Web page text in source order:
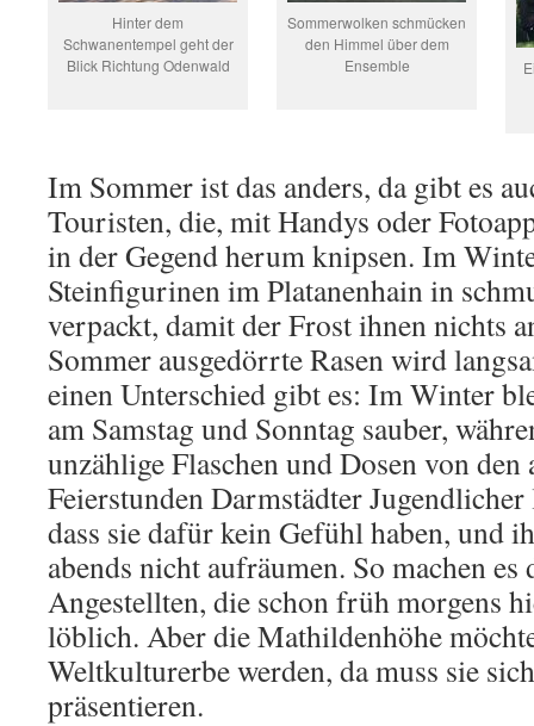
Hinter dem
Schwanentempel geht der
Blick Richtung Odenwald
Sommerwolken schmücken
den Himmel über dem
Ensemble
Im Sommer ist das anders, da gibt es
Touristen, die, mit Handys oder
in der Gegend herum knipsen. Im
Steinfigurinen im Platanenhain in
verpackt, damit der Frost ihnen nichts
Sommer ausgedörrte Rasen wird
einen Unterschied gibt es: Im Winter
am Samstag und Sonntag sauber,
unzählige Flaschen und Dosen von den
Feierstunden Darmstädter
dass sie dafür kein Gefühl haben, und
abends nicht aufräumen. So machen es
Angestellten, die schon früh morgens
löblich. Aber die Mathildenhöhe
Weltkulturerbe werden, da muss sie
präsentieren.